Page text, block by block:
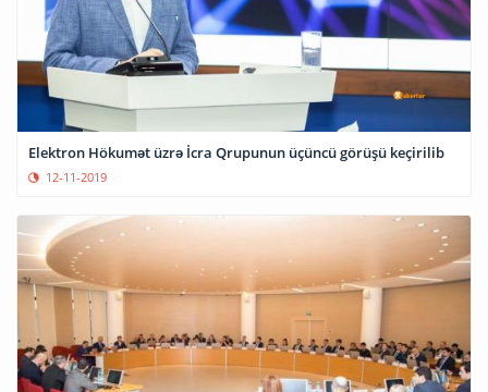
Elektron Hökumət üzrə İcra Qrupunun üçüncü görüşü keçirilib
12-11-2019